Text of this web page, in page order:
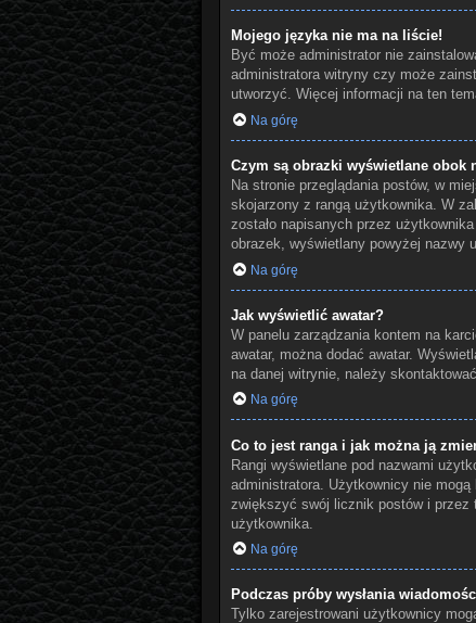
Mojego języka nie ma na liście!
Być może administrator nie
administratora witryny czy może
utworzyć. Więcej informacji na ten
Na górę
Czym są obrazki wyświetlane obok
Na stronie przeglądania postów, w
skojarzony z rangą użytkownika. W
zostało napisanych przez
obrazek, wyświetlany powyżej nazwy
Na górę
Jak wyświetlić awatar?
W panelu zarządzania kontem na
awatar, można dodać awatar.
na danej witrynie, należy
Na górę
Co to jest ranga i jak można ją
Rangi wyświetlane pod nazwami
administratora. Użytkownicy nie
zwiększyć swój licznik postów i przez
użytkownika.
Na górę
Podczas próby wysłania
Tylko zarejestrowani użytkownicy